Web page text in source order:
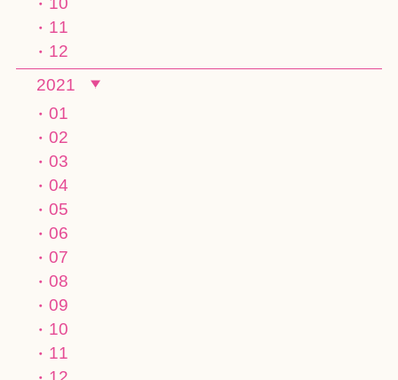
11
12
2021
01
02
03
04
05
06
07
08
09
10
11